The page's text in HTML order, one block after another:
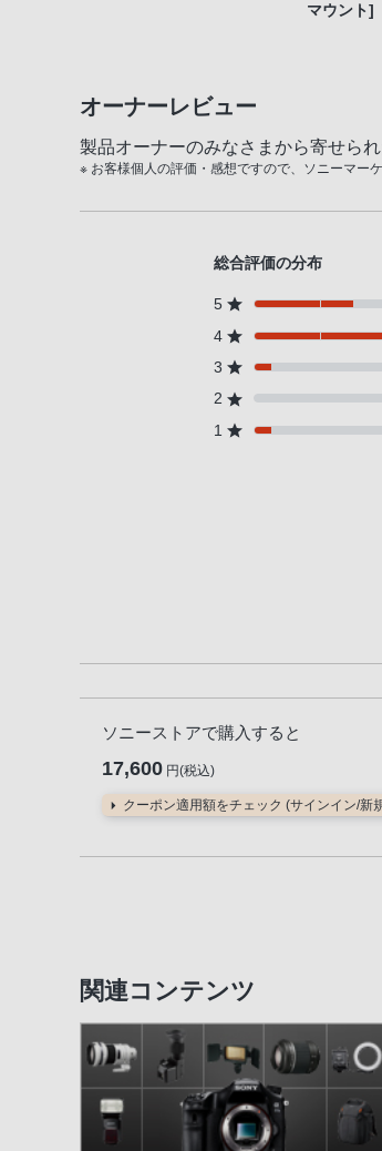
マウント]
オーナーレビュー
製品オーナーのみなさまから寄せら
※ お客様個人の評価・感想ですので、ソニーマー
総合評価の分布
5
4
3
2
1
ソニーストアで購入すると
17,600 円(税込)
クーポン適用額をチェック (サインイン/新
関連コンテンツ